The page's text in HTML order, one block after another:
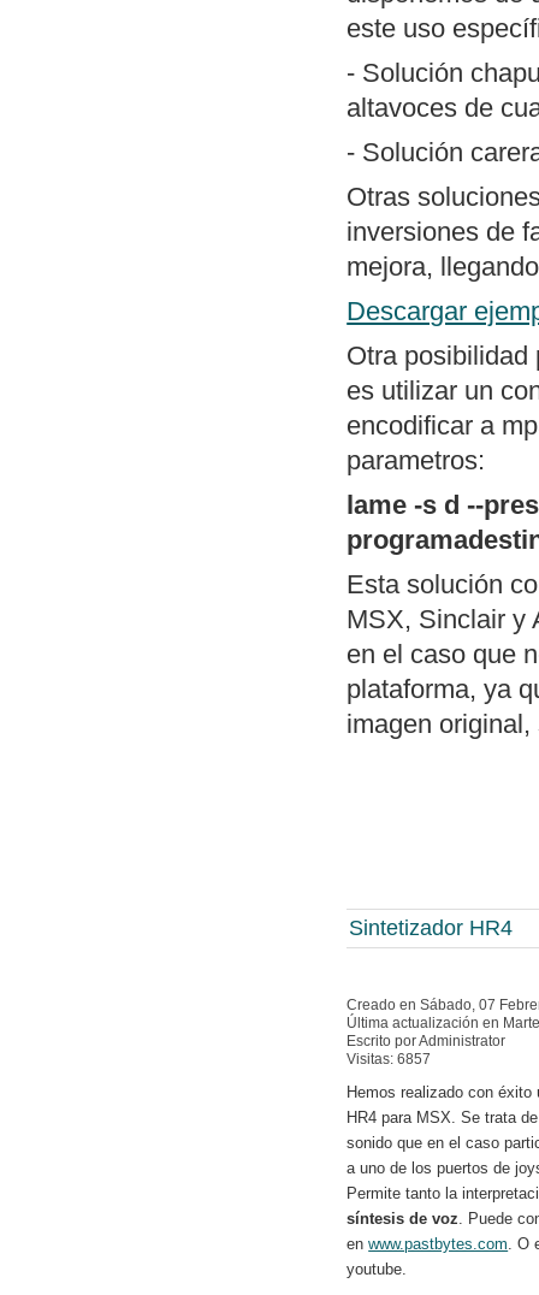
desarrollar
Actualización
MP3". Incluye
forma
Nueva
aunque
menú al estilo
Mapa general
este uso
- Solución
altavoces de
- Solución
Otras
inversiones de
mejora,
Descargar
Otra posibilidad
es utilizar un
encodificar a
parametros:
lame -s d --
Esta solución
MSX, Sinclair y
en el caso que
plataforma, ya
imagen
Sintetizador HR4
Creado en Sábado, 07
Última actualización en
Escrito por Administrator
Visitas: 6857
Hemos realizado con
HR4 para MSX. Se trata
sonido que en el caso
a uno de los puertos de
Permite tanto la
síntesis de voz. Puede
enwww.pastbytes.com. O
youtube.